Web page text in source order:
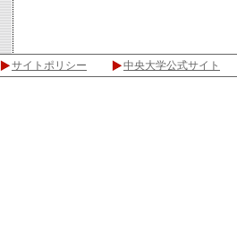
サイトポリシー 中央大学公式サイト